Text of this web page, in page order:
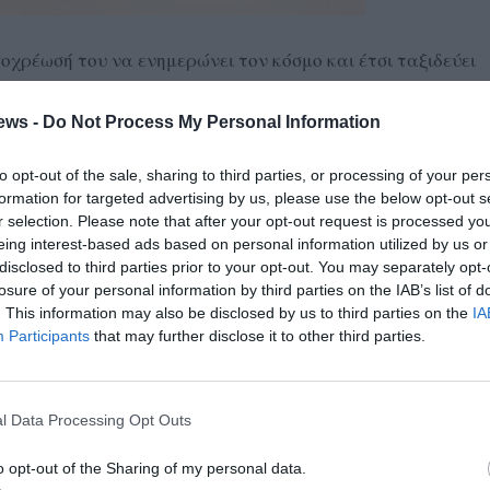
- Do Not Process My Personal Information
opt-out of the sale, sharing to third parties, or processing of your
for targeted advertising by us, please use the below opt-out
selection. Please note that after your opt-out request is processed
interest-based ads based on personal information utilized by us
to third parties prior to your opt-out. You may separately
of your personal information by third parties on the IAB’s list of
This information may also be disclosed by us to third parties on the
Participants that may further disclose it to other third parties.
Data Processing Opt Outs
opt-out of the Sharing of my personal data.
του να ενημερώνει τον κόσμο και έτσι ταξιδεύει
τους ενδιαφερομένους αναφορικά με
πώς μπορεί να βοηθηθούν.
παρότι φτάνουμε στην έξοδο από την κρίση. Πλέον τα
τα προβλήματα της κρίσης δεν έχουν εξαλειφθεί.
των φόρων, ωστόσο υπάρχει κόσμος που στα χρόνια της
τα οποία αδυνατούσε να πληρώσει με τους
να τα διαχειριστεί. Για το λόγο αυτό πρέπει να μπει
να γίνει με μακροπρόθεσμες ρυθμίσεις και ανά μήνα ο
περίπτωση.
εξωδικαστικά για τον παραπάνω σκοπό και
(του εξωδικαστικού μηχανισμού) να «κόβει» αρκετούς
ο κ. Κουρμούσης ανέφερε ότι οι 120 δόσεις τελείωσαν
οι 48.
πως η μία είναι για τις επιχειρήσεις, όπου μπορούν να